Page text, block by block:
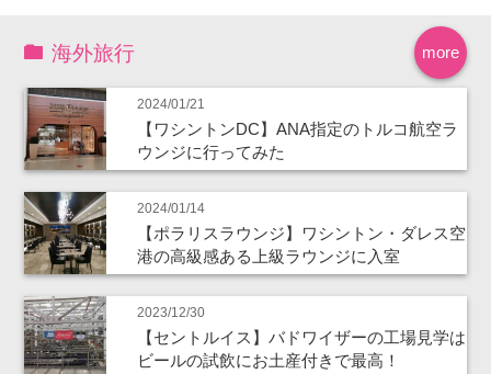
more
海外旅行
2024/01/21
【ワシントンDC】ANA指定のトルコ航空ラ
ウンジに行ってみた
2024/01/14
【ポラリスラウンジ】ワシントン・ダレス空
港の高級感ある上級ラウンジに入室
2023/12/30
【セントルイス】バドワイザーの工場見学は
ビールの試飲にお土産付きで最高！